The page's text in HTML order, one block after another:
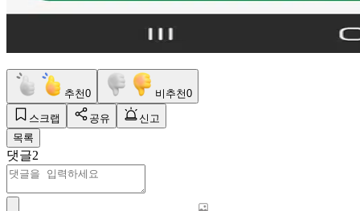
추천0 비추천0
스크랩 공유
신고
목록
댓글2